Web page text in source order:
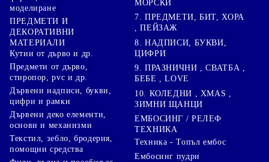
моделиране
ПРЕДМЕТИ И
ДЕКОРАТИВНИ
МАТЕРИАЛИ
Кутии от дърво и др.
Предмети от дърво,
стиропор, pvc и др.
Дървени надписи, букви,
цифри и рамки
Дървени деко елементи,
основи и механизми
Текстил, зебло, бродерия,
помощни средства
МОРСКИ
7. ПРЕДМЕТИ, БИТ, ХОРА
, ПЕЙЗАЖ
8. НАДПИСИ, БУКВИ,
ЦИФРИ
9. ПРАЗНИЧНИ , СВАТБА ,
БЕБЕ , LOVE
10. КОЛЕДНИ , XMAS ,
ЗИМНИ ЩАНЦИ
ЕМБОСИНГ / РЕЛЕФ
ТЕХНИКА
Техника - Топъл ембос
Ембосинг пудри